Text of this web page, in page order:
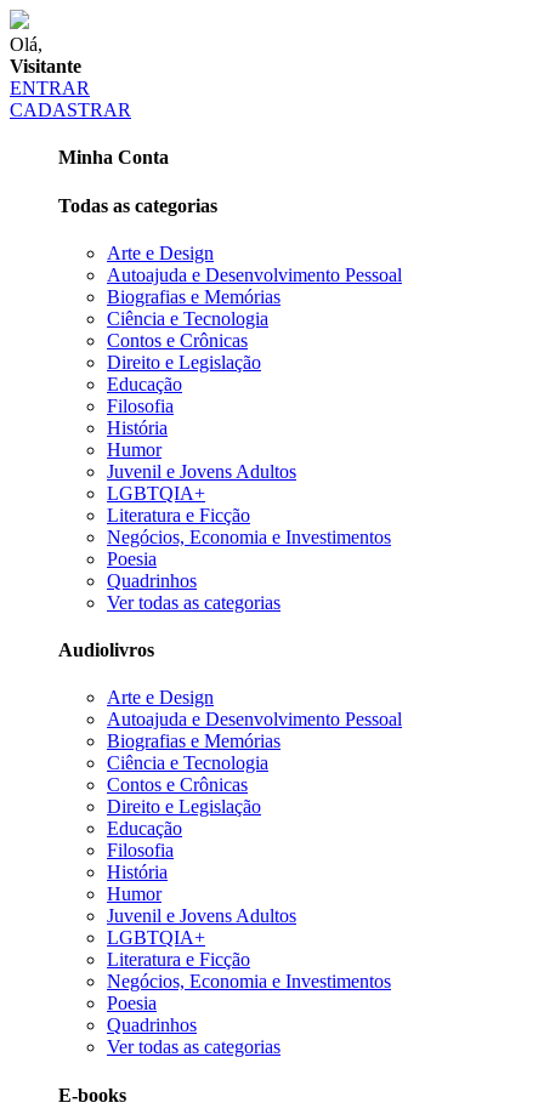
Olá,
Visitante
ENTRAR
CADASTRAR
Minha Conta
Todas as categorias
Arte e Design
Autoajuda e Desenvolvimento Pessoal
Biografias e Memórias
Ciência e Tecnologia
Contos e Crônicas
Direito e Legislação
Educação
Filosofia
História
Humor
Juvenil e Jovens Adultos
LGBTQIA+
Literatura e Ficção
Negócios, Economia e Investimentos
Poesia
Quadrinhos
Ver todas as categorias
Audiolivros
Arte e Design
Autoajuda e Desenvolvimento Pessoal
Biografias e Memórias
Ciência e Tecnologia
Contos e Crônicas
Direito e Legislação
Educação
Filosofia
História
Humor
Juvenil e Jovens Adultos
LGBTQIA+
Literatura e Ficção
Negócios, Economia e Investimentos
Poesia
Quadrinhos
Ver todas as categorias
E-books